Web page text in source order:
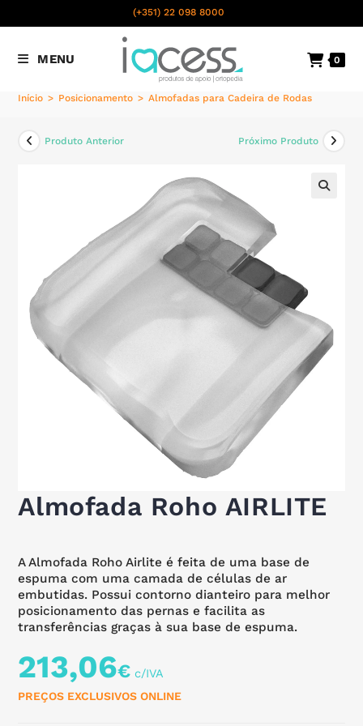
(+351) 22 098 8000
nacional
MENU 0
Início > Posicionamento > Almofadas para Cadeira de Rodas
Produto Anterior Próximo Produto
Almofada Roho AIRLITE
A Almofada Roho Airlite é feita de uma base de
espuma com uma camada de células de ar
embutidas. Possui contorno dianteiro para melhor
posicionamento das pernas e facilita as
transferências graças à sua base de espuma.
213,06€
PREÇOS EXCLUSIVOS ONLINE